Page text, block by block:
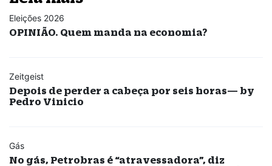
Eleições 2026
OPINIÃO. Quem manda na economia?
Zeitgeist
Depois de perder a cabeça por seis horas— by
Pedro Vinicio
Gás
No gás, Petrobras é “atravessadora”, diz